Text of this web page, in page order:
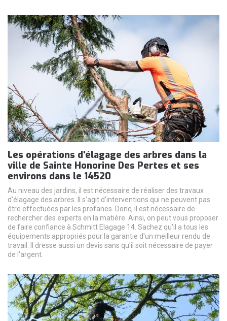
Les opérations d'élagage des arbres dans la
ville de Sainte Honorine Des Pertes et ses
environs dans le 14520
Au niveau des jardins, il est nécessaire de réaliser des travaux
d'élagage des arbres. Il s'agit d'interventions qui ne peuvent pas
être effectuées par les profanes. Donc, il est nécessaire de
rechercher des experts en la matière. Ainsi, on peut vous proposer
de faire confiance à Schmitt Elagage 14. Sachez qu'il a tous les
équipements appropriés pour la garantie d'un meilleur rendu de
travail. Il dresse aussi un devis sans qu'il soit nécessaire de payer
de l'argent.